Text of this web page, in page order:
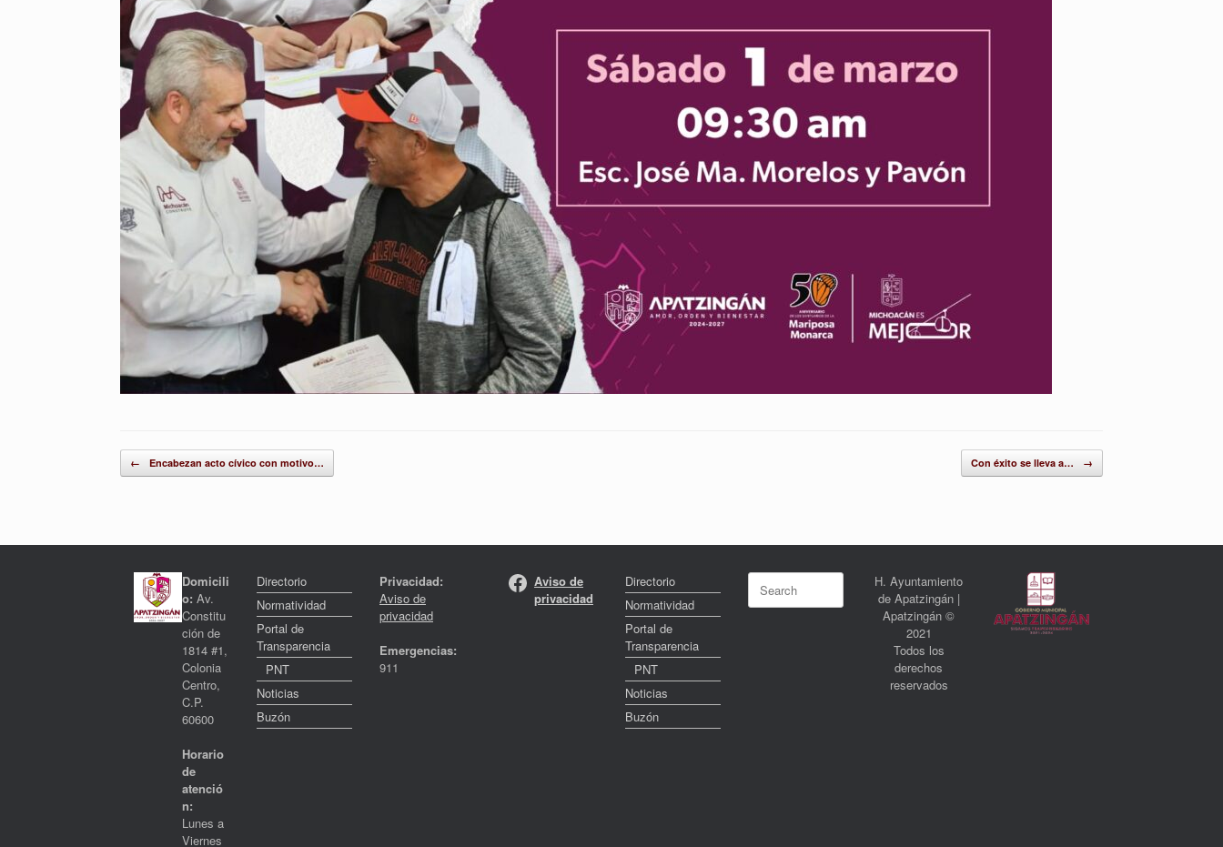
Post navigation
← Encabezan acto cívico con motivo… Con éxito se lleva a… →
Domicili
o: Av.
Constitu
ción de
1814 #1,
Colonia
Centro,
C.P.
60600
Horario
de
atenció
n:
Lunes a
Viernes
Directorio
Normatividad
Portal de
Transparencia
PNT
Noticias
Buzón
Privacidad:
Aviso de
privacidad
Emergencias:
911
Facebook
Aviso de
privacidad
Directorio
Normatividad
Portal de
Transparencia
PNT
Noticias
Buzón
Search
for:
H. Ayuntamiento
de Apatzingán |
Apatzingán ©
2021
Todos los
derechos
reservados